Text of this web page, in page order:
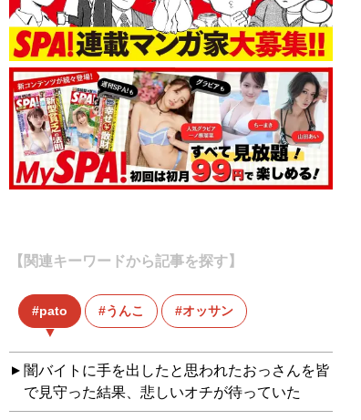
【関連キーワードから記事を探す】
pato うんこ オッサン
闇バイトに手を出したと思われたおっさんを皆
で見守った結果、悲しいオチが待っていた